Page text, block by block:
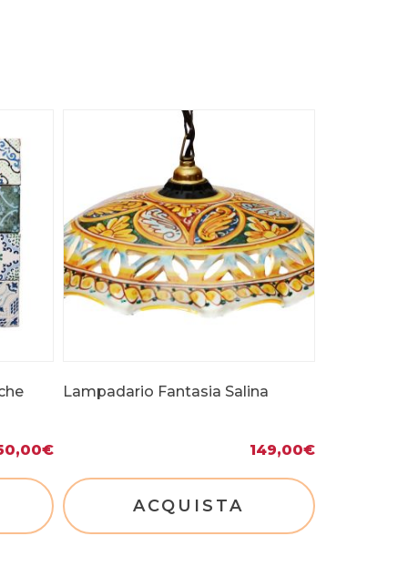
€
Lampadario Fantasia Salina
149,00€
ACQUISTA